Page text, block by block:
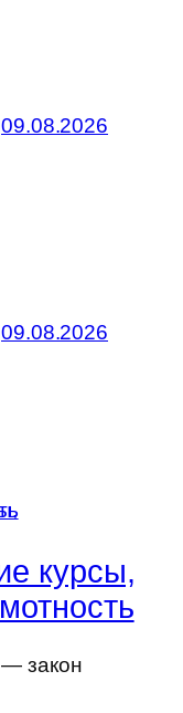
09.08.2026
09.08.2026
курсы,
— закон